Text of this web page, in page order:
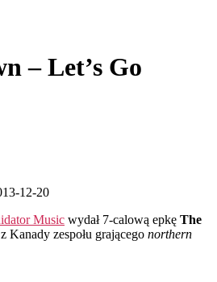
– Let’s Go
12-20
Music wydał 7-calową epkę The
Kanady zespołu grającego northern